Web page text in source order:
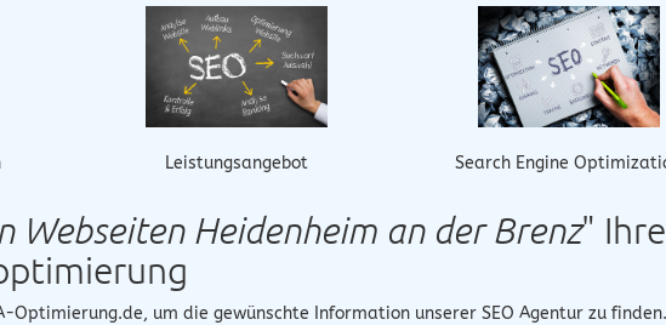
Leistungsangebot Search Engine
Webseiten Heidenheim an der Brenz"
Optimierung.de, um die gewünschte Information unserer SEO Agentur zu finden.